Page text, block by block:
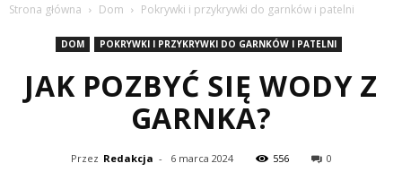
Strona główna Dom Pokrywki i przykrywki do garnków i patelni
DOM POKRYWKI I PRZYKRYWKI DO GARNKÓW I PATELNI
JAK POZBYĆ SIĘ WODY Z
GARNKA?
Przez Redakcja - 6 marca 2024 556 0